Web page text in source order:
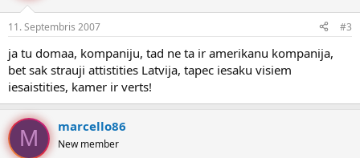
11. Septembris 2007 #3
ja tu domaa, kompaniju, tad ne ta ir amerikanu kompanija,
bet sak strauji attistities Latvija, tapec iesaku visiem
iesaistities, kamer ir verts!
M marcello86
New member